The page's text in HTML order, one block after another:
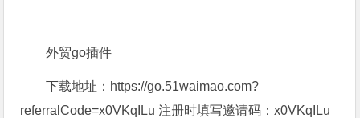
外贸go插件
下载地址：https://go.51waimao.com?
referralCode=x0VKqILu 注册时填写邀请码：x0VKqILu